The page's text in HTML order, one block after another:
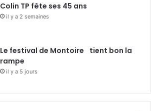
Colin TP fête ses 45 ans
il y a 2 semaines
Le festival de Montoire tient bon la
rampe
il y a 5 jours